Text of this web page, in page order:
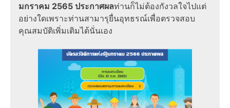
มกราคม 2565 ประกาศผลท่านก็ไม่ต้องกังวลใจไปแต่
อย่างใดเพราะท่านสามารุยื่นอุทธรณ์เพื่อตรวจสอบ
คุณสมบัติเพิ่มเติมได้นั่นเอง